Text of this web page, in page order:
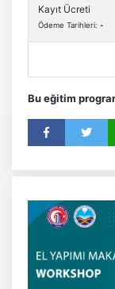
Kayıt Ücreti
Ödeme Tarihleri: -
Bu eğitim